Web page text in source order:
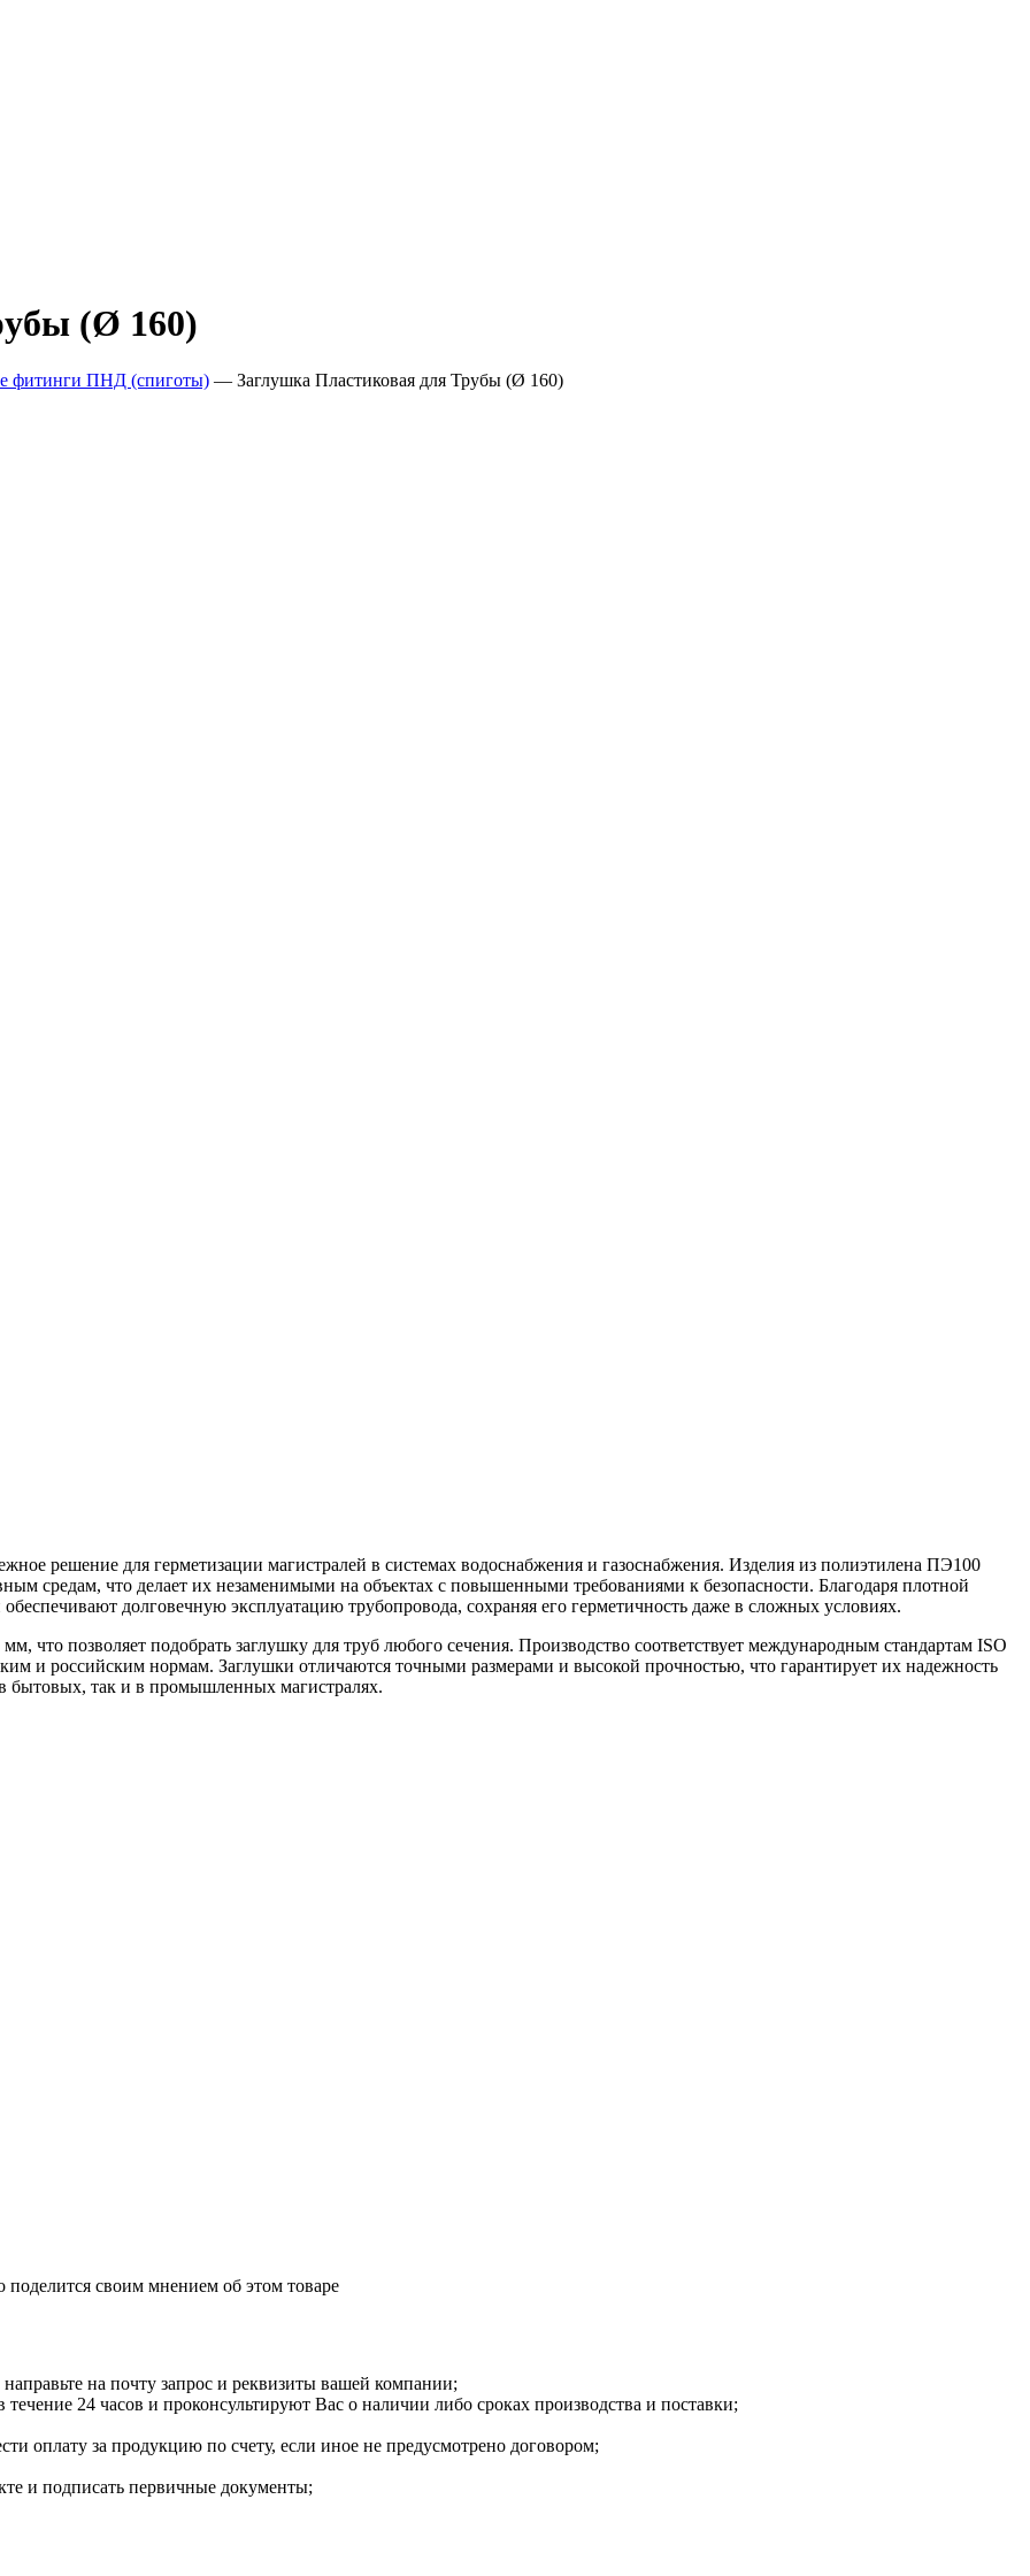
(Ø 160)
фитинги ПНД (спиготы) — Заглушка Пластиковая для Трубы (Ø 160)
решение для герметизации магистралей в системах водоснабжения и газоснабжения. Изделия из полиэтилена ПЭ100
средам, что делает их незаменимыми на объектах с повышенными требованиями к безопасности. Благодаря плотной
долговечную эксплуатацию трубопровода, сохраняя его герметичность даже в сложных условиях.
что позволяет подобрать заглушку для труб любого сечения. Производство соответствует международным стандартам ISO
и российским нормам. Заглушки отличаются точными размерами и высокой прочностью, что гарантирует их надежность
бытовых, так и в промышленных магистралях.
своим мнением об этом товаре
на почту запрос и реквизиты вашей компании;
24 часов и проконсультируют Вас о наличии либо сроках производства и поставки;
оплату за продукцию по счету, если иное не предусмотрено договором;
и подписать первичные документы;